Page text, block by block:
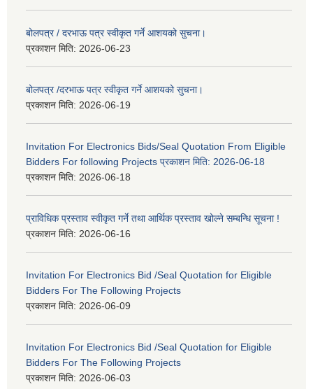
बोलपत्र / दरभाऊ पत्र स्वीकृत गर्ने आशयको सुचना।
प्रकाशन मिति: 2026-06-23
बोलपत्र /दरभाऊ पत्र स्वीकृत गर्ने आशयको सुचना।
प्रकाशन मिति: 2026-06-19
Invitation For Electronics Bids/Seal Quotation From Eligible
Bidders For following Projects प्रकाशन मिति: 2026-06-18
प्रकाशन मिति: 2026-06-18
प्राविधिक प्रस्ताव स्वीकृत गर्ने तथा आर्थिक प्रस्ताव खोल्ने सम्बन्धि सूचना !
प्रकाशन मिति: 2026-06-16
Invitation For Electronics Bid /Seal Quotation for Eligible
Bidders For The Following Projects
प्रकाशन मिति: 2026-06-09
Invitation For Electronics Bid /Seal Quotation for Eligible
Bidders For The Following Projects
प्रकाशन मिति: 2026-06-03